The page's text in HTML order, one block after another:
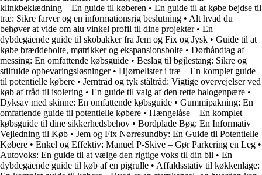
klinkbeklædning – En guide til køberen • En guide til at købe bejdse til
træ: Sikre farver og en informationsrig beslutning • Alt hvad du
behøver at vide om alu vinkel profil til dine projekter• En
dybdegående guide til skobakker fra Jem og Fix og Jysk • Guide til at
købe bræddebolte, møtrikker og ekspansionsbolte • Dørhåndtag af
messing: En omfattende købsguide • Beslag til bøjlestang: Sikre og
stilfulde opbevaringsløsninger• Hjørnelister i træ – En komplet guide
til potentielle købere • Jerntråd og tyk ståltråd: Vigtige overvejelser ved
køb af tråd til isolering • En guide til valg af den rette halogenpære •
Dyksav med skinne: En omfattende købsguide • Gummipakning: En
omfattende guide til potentielle købere • Hængelåse – En komplet
købsguide til dine sikkerhedsbehov • Bordplade Bøg: En Informativ
Vejledning til Køb • Jem og Fix Nørresundby: En Guide til Potentielle
Købere • Enkel og Effektiv: Manuel P-Skive – Gør Parkering en Leg •
Autovoks: En guide til at vælge den rigtige voks til din bil • En
dybdegående guide til køb af en pigrulle • Affaldsstativ til køkkenlåge: